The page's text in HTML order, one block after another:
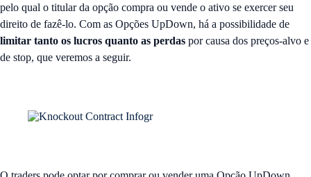
pelo qual o titular da opção compra ou vende o ativo se exercer seu
direito de fazê-lo. Com as Opções UpDown, há a possibilidade de
limitar tanto os lucros quanto as perdas por causa dos preços-alvo e
de stop, que veremos a seguir.